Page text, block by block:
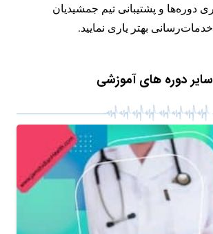
دوره‌ها و پشتیبانی تیم جمشیدیان
بهتر یاری نمایید.
سایر دوره های آموزشی